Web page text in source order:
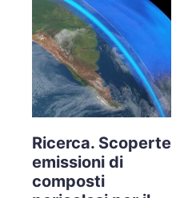
Ricerca. Scoperte
emissioni di
composti